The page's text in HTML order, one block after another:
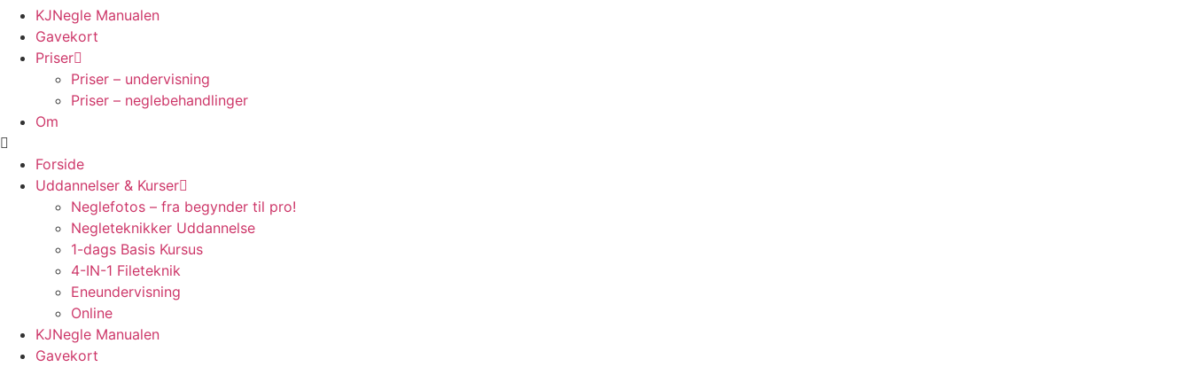
KJNegle Manualen
Gavekort
Priser
Priser – undervisning
Priser – neglebehandlinger
Om
Forside
Uddannelser & Kurser
Neglefotos – fra begynder til pro!
Negleteknikker Uddannelse
1-dags Basis Kursus
4-IN-1 Fileteknik
Eneundervisning
Online
KJNegle Manualen
Gavekort